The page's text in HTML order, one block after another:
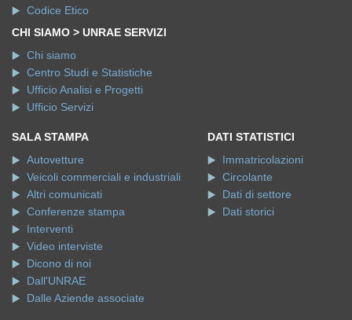
Codice Etico
CHI SIAMO > UNRAE SERVIZI
Chi siamo
Centro Studi e Statistiche
Ufficio Analisi e Progetti
Ufficio Servizi
SALA STAMPA
Autovetture
Veicoli commerciali e industriali
Altri comunicati
Conferenze stampa
Interventi
Video interviste
Dicono di noi
Dall'UNRAE
Dalle Aziende associate
DATI STATISTICI
Immatricolazioni
Circolante
Dati di settore
Dati storici